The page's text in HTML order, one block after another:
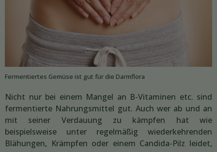
Fermentiertes Gemüse ist gut für die Darmflora
Nicht nur bei einem Mangel an B-Vitaminen etc. sind
fermentierte Nahrungsmittel gut. Auch wer ab und an
mit seiner Verdauung zu kämpfen hat wie
beispielsweise unter regelmäßig wiederkehrenden
Blähungen, Krämpfen oder einem Candida-Pilz leidet,